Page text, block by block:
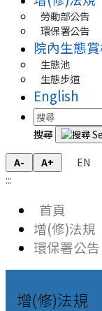
勞動部公告
環保署公告
院內生態
生態池
生態步道
English
搜尋
A- A+
EN
:::
首頁
增(修)法規
環保署公告
增(修)法規